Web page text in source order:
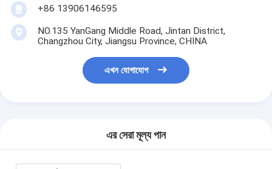
+86 13906146595
NO.135 YanGang Middle Road, Jintan District,
Changzhou City, Jiangsu Province, CHINA
এখন যোগাযোগ
এর সেরা মূল্য পান